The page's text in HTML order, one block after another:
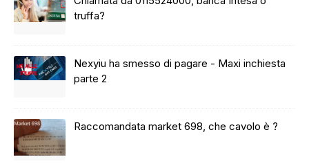
truffa?
Nexyiu ha smesso di pagare - Maxi inchiesta
parte 2
Raccomandata market 698, che cavolo è ?